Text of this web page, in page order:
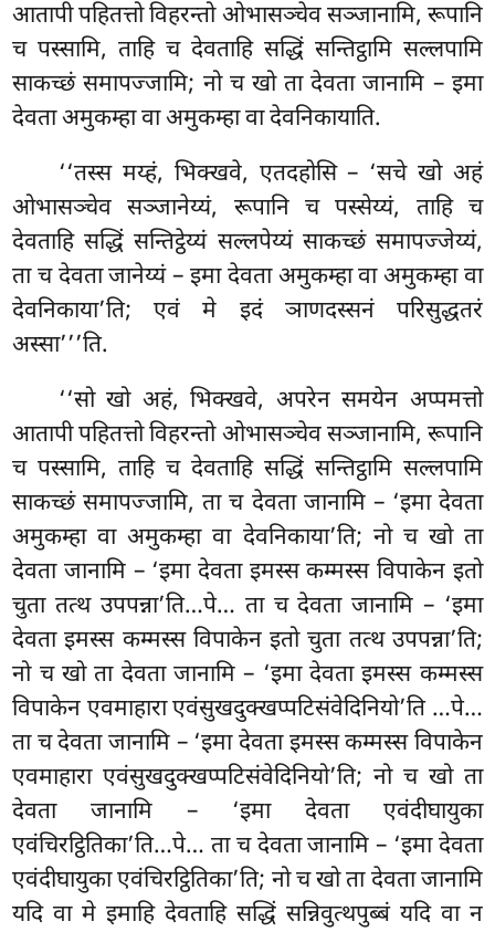
आतापी पहितत्तो विहरन्तो ओभासञ्चेव सञ्जानामि, रूपानि
च पस्सामि, ताहि च देवताहि सद्धिं सन्तिट्ठामि सल्लपामि
साकच्छं समापज्जामि; नो च खो ता देवता जानामि – इमा
देवता अमुकम्हा वा अमुकम्हा वा देवनिकायाति.
‘‘तस्स मय्हं, भिक्खवे, एतदहोसि – ‘सचे खो अहं
ओभासञ्चेव सञ्जानेय्यं, रूपानि च पस्सेय्यं, ताहि च
देवताहि सद्धिं सन्तिट्ठेय्यं सल्लपेय्यं साकच्छं समापज्जेय्यं,
ता च देवता जानेय्यं – इमा देवता अमुकम्हा वा अमुकम्हा वा
देवनिकाया’ति; एवं मे इदं ञाणदस्सनं परिसुद्धतरं
अस्सा’’’ति.
‘‘सो खो अहं, भिक्खवे, अपरेन समयेन अप्पमत्तो
आतापी पहितत्तो विहरन्तो ओभासञ्चेव सञ्जानामि, रूपानि
च पस्सामि, ताहि च देवताहि सद्धिं सन्तिट्ठामि सल्लपामि
साकच्छं समापज्जामि, ता च देवता जानामि – ‘इमा देवता
अमुकम्हा वा अमुकम्हा वा देवनिकाया’ति; नो च खो ता
देवता जानामि – ‘इमा देवता इमस्स कम्मस्स विपाकेन इतो
चुता तत्थ उपपन्ना’ति…पे… ता च देवता जानामि – ‘इमा
देवता इमस्स कम्मस्स विपाकेन इतो चुता तत्थ उपपन्ना’ति;
नो च खो ता देवता जानामि – ‘इमा देवता इमस्स कम्मस्स
विपाकेन एवमाहारा एवंसुखदुक्खप्पटिसंवेदिनियो’ति …पे…
ता च देवता जानामि – ‘इमा देवता इमस्स कम्मस्स विपाकेन
एवमाहारा एवंसुखदुक्खप्पटिसंवेदिनियो’ति; नो च खो ता
देवता जानामि – ‘इमा देवता एवंदीघायुका
एवंचिरट्ठितिका’ति…पे… ता च देवता जानामि – ‘इमा देवता
एवंदीघायुका एवंचिरट्ठितिका’ति; नो च खो ता देवता जानामि
यदि वा मे इमाहि देवताहि सद्धिं सन्निवुत्थपुब्बं यदि वा न